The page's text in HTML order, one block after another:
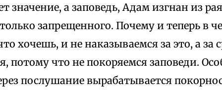
значение, а заповедь, Адам изгнан из
запрещенного. Почему и теперь в
хочешь, и не наказываемся за это, а за
потому что не покоряемся заповеди.
послушание вырабатывается